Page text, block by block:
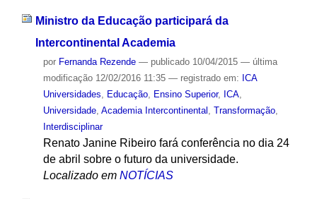
Ministro da Educação participará da
Intercontinental Academia
por Fernanda Rezende — publicado10/04/2015 — última
modificação12/02/2016 11:35 — registrado em: ICA
Universidades, Educação, Ensino Superior, ICA,
Universidade, Academia Intercontinental , Transformação,
Interdisciplinar
Renato Janine Ribeiro fará conferência no dia 24
de abril sobre o futuro da universidade.
Localizado em NOTÍCIAS